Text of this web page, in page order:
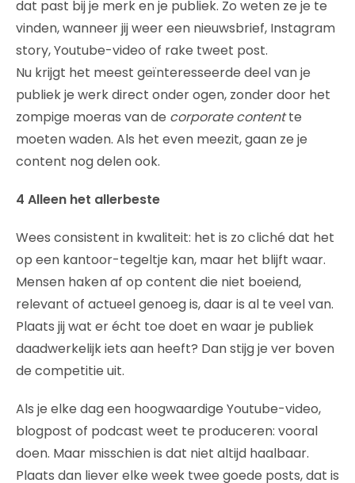
dat past bij je merk en je publiek. Zo weten ze je te
vinden, wanneer jij weer een nieuwsbrief, Instagram
story, Youtube-video of rake tweet post.
Nu krijgt het meest geïnteresseerde deel van je
publiek je werk direct onder ogen, zonder door het
zompige moeras van de corporate contentte
moeten waden. Als het even meezit, gaan ze je
content nog delen ook.
4 Alleen het allerbeste
Wees consistent in kwaliteit: het is zo cliché dat het
op een kantoor-tegeltje kan, maar het blijft waar.
Mensen haken af op content die niet boeiend,
relevant of actueel genoeg is, daar is al te veel van.
Plaats jij wat er écht toe doet en waar je publiek
daadwerkelijk iets aan heeft? Dan stijg je ver boven
de competitie uit.
Als je elke dag een hoogwaardige Youtube-video,
blogpost of podcast weet te produceren: vooral
doen. Maar misschien is dat niet altijd haalbaar.
Plaats dan liever elke week twee goede posts, dat is